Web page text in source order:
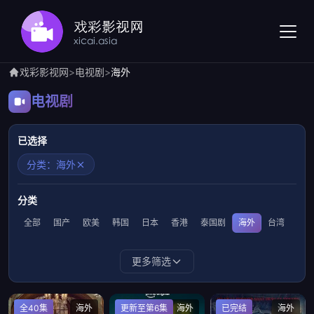
戏彩影视网>电视剧>海外
电视剧
已选择
分类：海外
分类
全部 国产 欧美 韩国 日本 香港 泰国剧 海外 台湾
更多筛选
海外
全40集 海外
更新至第6集 海外
已完结